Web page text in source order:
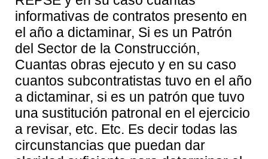
informativas de contratos presento en
el año a dictaminar, Si es un Patrón
del Sector de la Construcción,
Cuantas obras ejecuto y en su caso
cuantos subcontratistas tuvo en el año
a dictaminar, si es un patrón que tuvo
una sustitución patronal en el ejercicio
a revisar, etc. Etc. Es decir todas las
circunstancias que puedan dar